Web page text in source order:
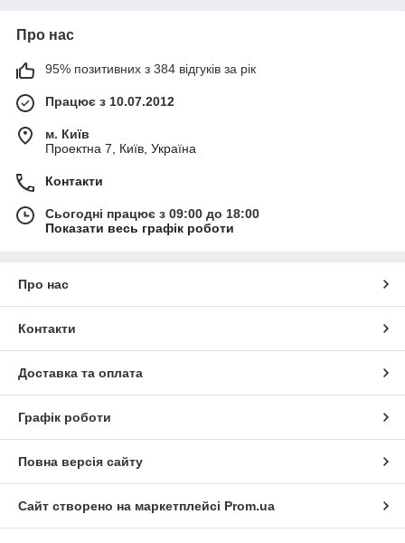
Про нас
95% позитивних з 384 відгуків за рік
Працює з 10.07.2012
м. Київ
Проектна 7, Київ, Україна
Контакти
Сьогодні працює з 09:00 до 18:00
Показати весь графік роботи
Про нас
Контакти
Доставка та оплата
Графік роботи
Повна версія сайту
Сайт створено на маркетплейсі Prom.ua